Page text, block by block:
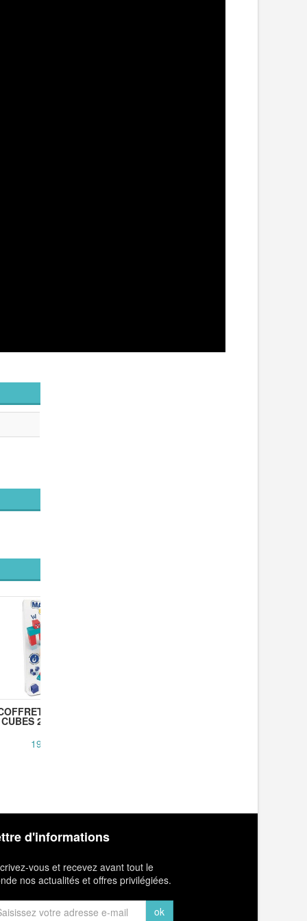
MAGNETIC
CUBES 28 PIÈCES...
19,90 €
d'informations
vous et recevez avant tout le
nos actualités et offres privilégiées.
ok